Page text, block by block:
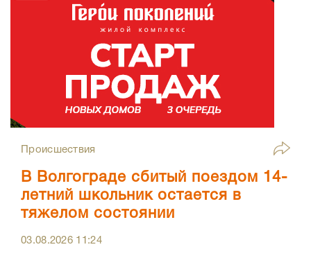
Происшествия
В Волгограде сбитый поездом 14-
летний школьник остается в
тяжелом состоянии
03.08.2026 11:24